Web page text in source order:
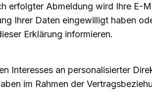
erfolgter Abmeldung wird Ihre E-
Ihrer Daten eingewilligt haben
Erklärung informieren.
Interesses an personalisierter
im Rahmen der